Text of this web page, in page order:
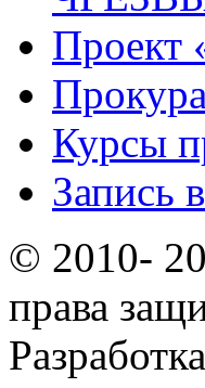
Проект
Курсы
Запись
© 2010-
права